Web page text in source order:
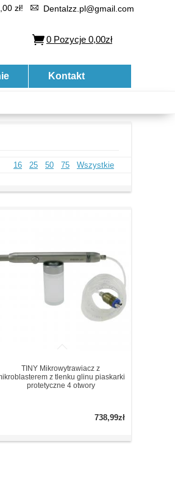
zł! Dentalzz.pl@gmail.com
0 Pozycje 0,00zł
Kontakt
16 25 50 75 Wszystkie
TINY Mikrowytrawiacz z
z tlenku glinu piaskarki
protetyczne 4 otwory
738,99zł